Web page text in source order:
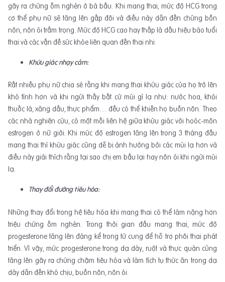
gây ra chứng ốm nghén ở bà bầu. Khi mang thai, mức độ HCG trong
cơ thể phụ nữ sẽ tăng lên gấp đôi và điều này dẫn đến chứng bồn
nôn, nôn ói trầm trọng. Mức độ HCG cao hay thấp là dấu hiệu báo tuổi
thai và các vấn đề sức khỏe liên quan đến thai nhi.
Khứu giác nhạy cảm:
Rất nhiều phụ nữ chia sẻ rằng khi mang thai khứu giác của họ trở lên
khó tính hơn và khi ngửi thấy bất cứ mùi gì lạ như: nước hoa, khói
thuốc lá, xăng dầu, thực phẩm… đều có thể khiến họ buồn nôn. Theo
các nhà nghiên cứu, có một mối liên hệ giữa khứu giác với hoóc-môn
estrogen ở nữ giới. Khi mức độ estrogen tăng lên trong 3 tháng đầu
mang thai thì khứu giác cũng dễ bị ảnh hưởng bởi các mùi lạ hơn và
điều này giải thích rằng tại sao chị em bầu lại hay nôn ói khi ngửi mùi
lạ.
Thay đổi đường tiêu hóa:
Những thay đổi trong hệ tiêu hóa khi mang thai có thể làm nặng hơn
triệu chứng ốm nghén. Trong thời gian đầu mang thai, mức độ
progesterone tăng lên đáng kể trong tử cung để hỗ trợ phôi thai phát
triển. Vì vậy, mức progesterone trong dạ dày, ruột và thực quản cũng
tăng lên gây ra chứng chậm tiêu hóa và làm tích tụ thức ăn trong dạ
dày dẫn đến khó chịu, buồn nôn, nôn ói.